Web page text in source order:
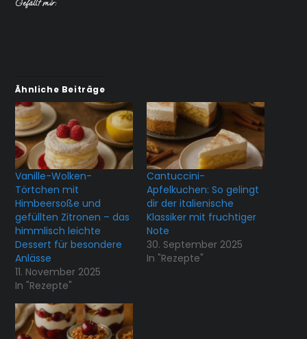
Gefällt mir:
Ähnliche Beiträge
Vanille-Wolken-
Törtchen mit
Himbeersoße und
gefüllten Zitronen – das
himmlisch leichte
Dessert für besondere
Anlässe
11. November 2025
In "Rezepte"
Cantuccini-
Apfelkuchen: So gelingt
dir der italienische
Klassiker mit fruchtiger
Note
30. September 2025
In "Rezepte"